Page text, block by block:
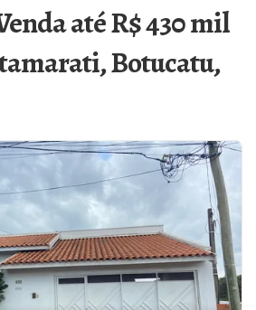
até R$ 430 mil
Botucatu,